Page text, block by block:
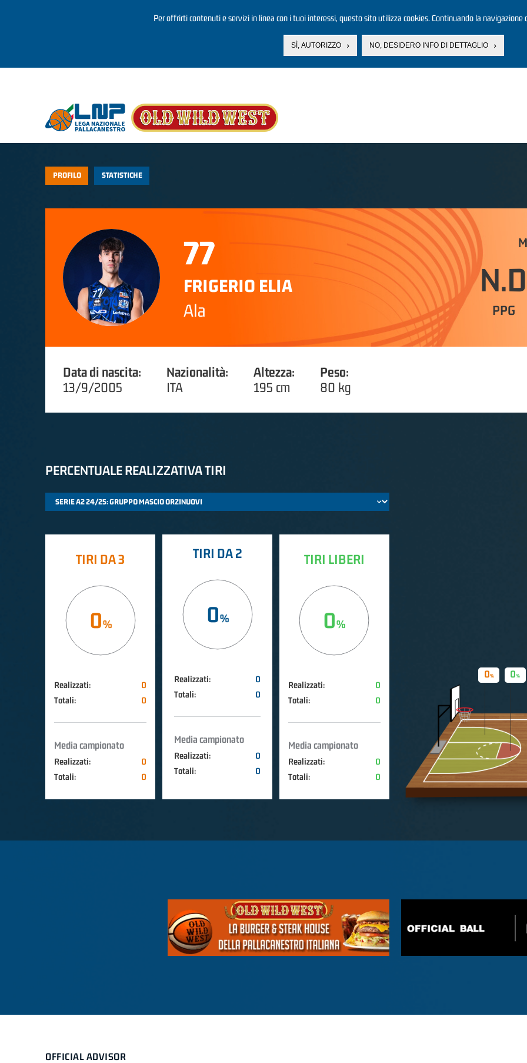
Per offrirti contenuti e servizi in linea con i tuoi interessi, questo sito utilizza cookies. Continuando la navigazione
SÌ, AUTORIZZO NO, DESIDERO INFO DI DETTAGLIO
PROFILO STATISTICHE
77
FRIGERIO ELIA
Ala
N.D
PPG
Data di nascita:
13/9/2005
Nazionalità:
ITA
Altezza:
195 cm
Peso:
80 kg
PERCENTUALE REALIZZATIVA TIRI
TIRI DA 3
0
Realizzati:
0
Totali:
0
Media campionato
Realizzati:
0
Totali:
0
TIRI DA 2
0
Realizzati:
0
Totali:
0
Media campionato
Realizzati:
0
Totali:
0
TIRI LIBERI
0
Realizzati:
0
Totali:
0
Media campionato
Realizzati:
0
Totali:
0
0
0
OFFICIAL ADVISOR